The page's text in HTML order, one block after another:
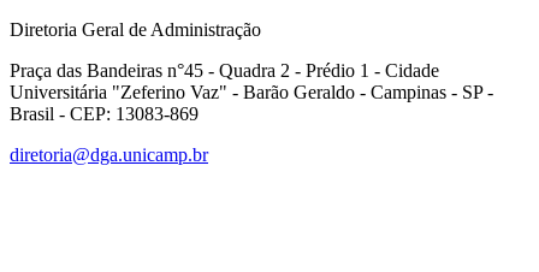
Diretoria Geral de Administração
Praça das Bandeiras n°45 - Quadra 2 - Prédio 1 - Cidade
Universitária "Zeferino Vaz" - Barão Geraldo - Campinas - SP -
Brasil - CEP: 13083-869
diretoria@dga.unicamp.br